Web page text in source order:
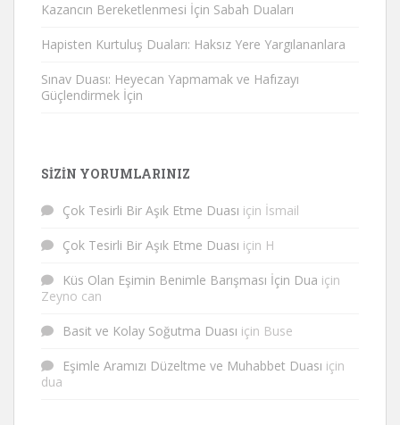
Kazancın Bereketlenmesi İçin Sabah Duaları
Hapisten Kurtuluş Duaları: Haksız Yere Yargılananlara
Sınav Duası: Heyecan Yapmamak ve Hafızayı
Güçlendirmek İçin
SIZIN YORUMLARINIZ
Çok Tesirli Bir Aşık Etme Duası için İsmail
Çok Tesirli Bir Aşık Etme Duası için H
Küs Olan Eşimin Benimle Barışması İçin Dua için
Zeyno can
Basit ve Kolay Soğutma Duası için Buse
Eşimle Aramızı Düzeltme ve Muhabbet Duası için
dua